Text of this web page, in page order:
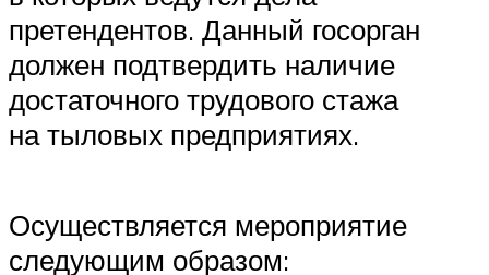
претендентов. Данный госорган
должен подтвердить наличие
достаточного трудового стажа
на тыловых предприятиях.
Осуществляется мероприятие
следующим образом: